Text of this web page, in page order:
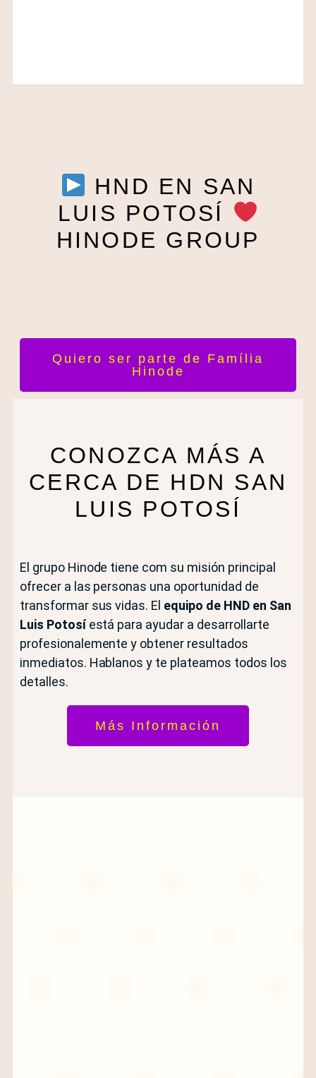
HND EN SAN
LUIS POTOSÍ
HINODE GROUP
Quiero ser parte de Família
Hinode
CONOZCA MÁS A
CERCA DE HDN SAN
LUIS POTOSÍ
El grupo Hinode tiene com su misión principal
ofrecer a las personas una oportunidad de
transformar sus vidas. El equipo de HND en San
Luis Potosíestá para ayudar a desarrollarte
profesionalemente y obtener resultados
inmediatos. Hablanos y te plateamos todos los
detalles.
Más Información